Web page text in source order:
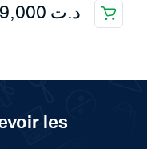
د.ت
les